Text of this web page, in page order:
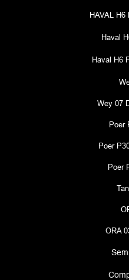
HAVAL H6
Haval
Haval H6
Wey 07
Poer
Poer
Poer
ORA